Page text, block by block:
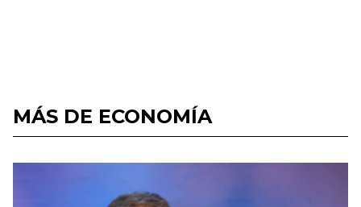
MÁS DE ECONOMÍA